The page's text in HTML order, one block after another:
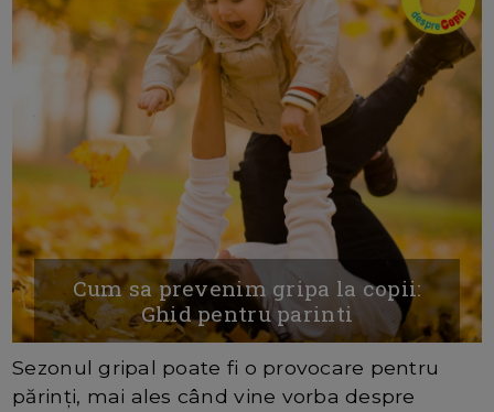
Cum sa prevenim gripa la copii:
Ghid pentru parinti
Sezonul gripal poate fi o provocare pentru
părinți, mai ales când vine vorba despre